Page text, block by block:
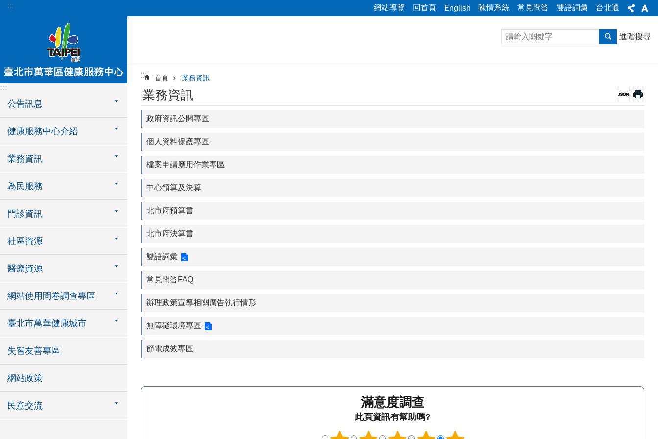
跳到主要內容區塊
::: 網站導覽 回首頁 English 陳情系統 常見問答 雙語詞彙 台北通
:::
公告訊息
健康服務中心介紹
業務資訊
為民服務
門診資訊
社區資源
醫療資源
網站使用問卷調查專區
臺北市萬華健康城市
失智友善專區
網站政策
民意交流
進階搜尋
::: 首頁 業務資訊
業務資訊
政府資訊公開專區
個人資料保護專區
檔案申請應用作業專區
中心預算及決算
北市府預算書
北市府決算書
雙語詞彙
常見問答FAQ
辦理政策宣導相關廣告執行情形
無障礙環境專區
節電成效專區
滿意度調查
此頁資訊有幫助嗎?